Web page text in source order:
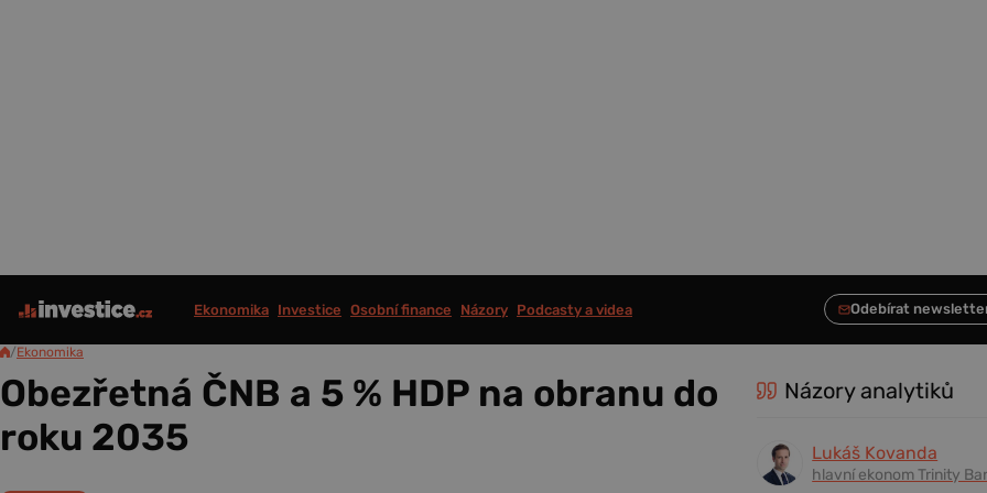
Ekonomika Investice Osobní finance Názory Podcasty a videa
/Ekonomika
Obezřetná ČNB a 5 % HDP na obranu do
roku 2035
Názory analytiků
Lukáš Kovanda
hlavní ekonom Trinity